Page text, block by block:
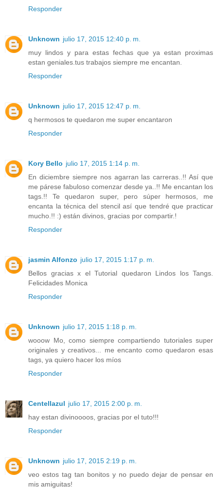
Responder
Unknown julio 17, 2015 12:40 p. m.
muy lindos y para estas fechas que ya estan proximas
estan geniales.tus trabajos siempre me encantan.
Responder
Unknown julio 17, 2015 12:47 p. m.
q hermosos te quedaron me super encantaron
Responder
Kory Bello julio 17, 2015 1:14 p. m.
En diciembre siempre nos agarran las carreras..!! Así que
me párese fabuloso comenzar desde ya..!! Me encantan los
tags.!! Te quedaron super, pero súper hermosos, me
encanta la técnica del stencil así que tendré que practicar
mucho.!! :) están divinos, gracias por compartir.!
Responder
jasmin Alfonzo julio 17, 2015 1:17 p. m.
Bellos gracias x el Tutorial quedaron Lindos los Tangs.
Felicidades Monica
Responder
Unknown julio 17, 2015 1:18 p. m.
wooow Mo, como siempre compartiendo tutoriales super
originales y creativos... me encanto como quedaron esas
tags, ya quiero hacer los míos
Responder
Centellazul julio 17, 2015 2:00 p. m.
hay estan divinoooos, gracias por el tuto!!!
Responder
Unknown julio 17, 2015 2:19 p. m.
veo estos tag tan bonitos y no puedo dejar de pensar en
mis amiguitas!